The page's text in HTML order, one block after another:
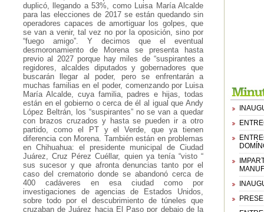
duplicó, llegando a 53%, como Luisa María Alcalde
para las elecciones de 2017 se están quedando sin
operadores capaces de amortiguar los golpes, que
se van a venir, tal vez no por la oposición, sino por
“fuego amigo”. Y decimos que el eventual
desmoronamiento de Morena se presenta hasta
previo al 2027 porque hay miles de “suspirantes a
regidores, alcaldes diputados y gobernadores que
buscarán llegar al poder, pero se enfrentarán a
muchas familias en el poder, comenzando por Luisa
María Alcalde, cuya familia, padres e hijas, todas
están en el gobierno o cerca de él al igual que Andy
López Beltrán, los “suspirantes” no se van a quedar
con brazos cruzados y hasta se pueden ir a otro
partido, como el PT y el Verde, que ya tienen
diferencia con Morena. También están en problemas
en Chihuahua: el presidente municipal de Ciudad
Juárez, Cruz Pérez Cuéllar, quien ya tenía “visto “
sus sucesor y que afronta denuncias tanto por el
caso del crematorio donde se abandonó cerca de
400 cadáveres en esa ciudad como por
investigaciones de agencias de Estados Unidos,
sobre todo por el descubrimiento de túneles que
cruzaban de Juárez hacia El Paso por debajo de la